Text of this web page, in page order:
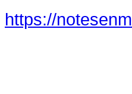
https://